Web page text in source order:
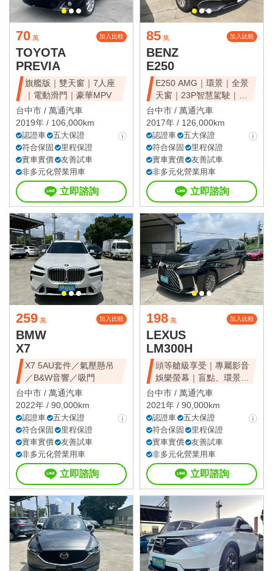
70 萬 加入比較
TOYOTA
PREVIA
旗艦版｜雙天窗｜7人座
｜電動滑門｜豪華MPV
台中市 / 萬通汽車
2019年 / 106,000km
認證車
五大保證
符合保固
里程保證
實車實價
友善試車
非多元化營業用車
立即諮詢
85 萬 加入比較
BENZ
E250
E250 AMG｜環景｜全景
天窗｜23P智慧駕駛｜總
代理
台中市 / 萬通汽車
2017年 / 126,000km
認證車
五大保證
符合保固
里程保證
實車實價
友善試車
非多元化營業用車
立即諮詢
259 萬 加入比較
BMW
X7
X7 5AU套件／氣壓懸吊
／B&W音響／吸門
台中市 / 萬通汽車
2022年 / 90,000km
認證車
五大保證
符合保固
里程保證
實車實價
友善試車
非多元化營業用車
立即諮詢
198 萬 加入比較
LEXUS
LM300H
頭等艙級享受｜專屬影音
娛樂螢幕｜盲點、環景、
雙電滑門、雙天窗
台中市 / 萬通汽車
2021年 / 90,000km
認證車
五大保證
符合保固
里程保證
實車實價
友善試車
非多元化營業用車
立即諮詢